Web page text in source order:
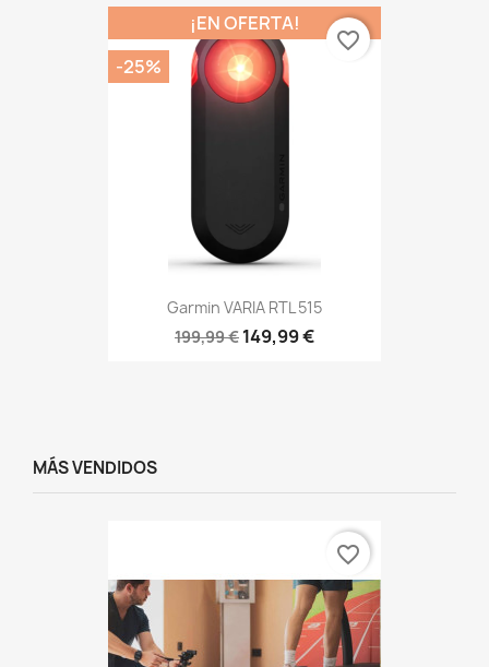
Garmin VARIA RTL 515
199,99 € 149,99 €
¡EN OFERTA!
-25%
favorite_border
MÁS VENDIDOS
favorite_border